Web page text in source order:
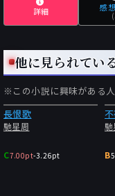
詳細 感
他に見られてい
※この小説に興味がある
長恨歌
馳星周
C7.00pt-3.26pt
馳
B